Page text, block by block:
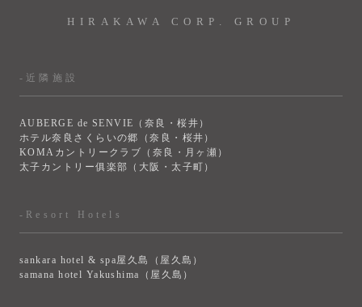
HIRAKAWA CORP. GROUP
-近隣施設
AUBERGE de SENVIE（奈良・桜井）
ホテル奈良さくらいの郷（奈良・桜井）
KOMAカントリークラブ（奈良・月ヶ瀬）
太子カントリー俱楽部（大阪・太子町）
-Resort Hotels
sankara hotel & spa屋久島（屋久島）
samana hotel Yakushima（屋久島）